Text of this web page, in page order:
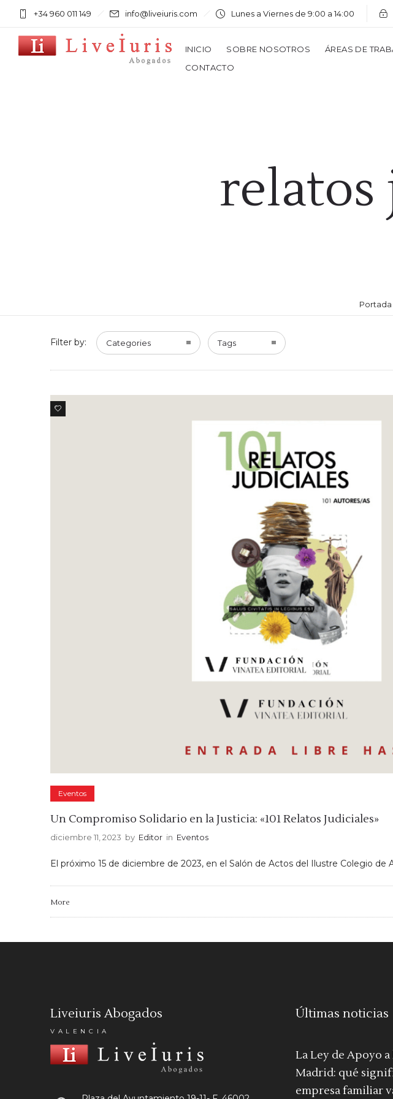
+34 960 011 149 info@liveiuris.com Lunes a Viernes de 9:00 a 14:00
INICIO SOBRE NOSOTROS ÁREAS DE
CONTACTO
relatos
Portada
Filter by: Categories Tags
0
Eventos
Un Compromiso Solidario en la Justicia: «101 Relatos Judiciales»
diciembre 11, 2023 by Editor in Eventos
El próximo 15 de diciembre de 2023, en el Salón de Actos del Ilustre Colegio
More
Liveiuris Abogados
VALENCIA
Últimas noticias
La Ley de Apoyo
Madrid: qué
empresa familiar